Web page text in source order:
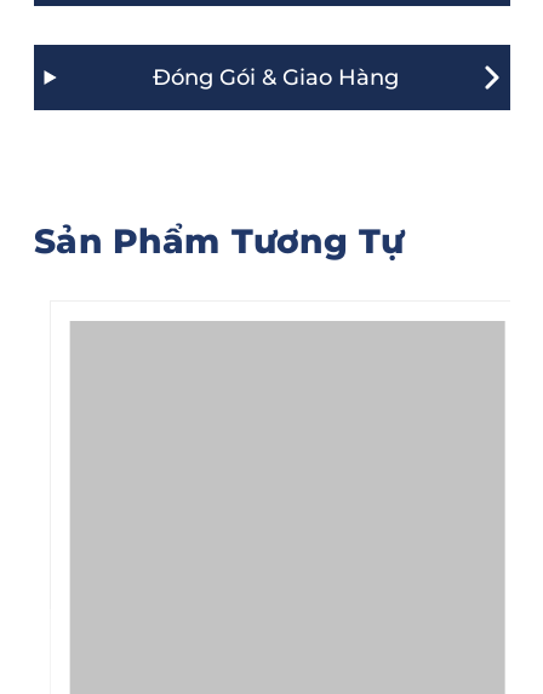
Đóng Gói & Giao Hàng
Sản Phẩm Tương Tự